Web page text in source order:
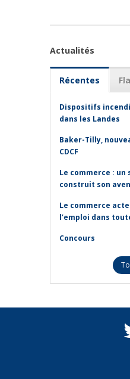
Actualités
Récentes
Dispositifs
dans les Landes
Baker-Tilly,
CDCF
Le commerce : un
construit son
Le commerce
l’emploi dans
Concours